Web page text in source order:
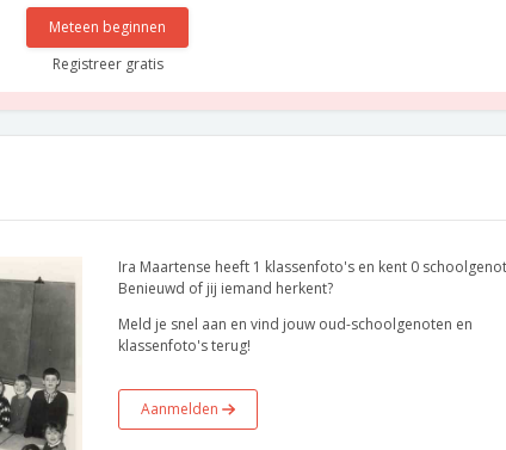
Meteen beginnen
Registreer gratis
Ira Maartense heeft 1 klassenfoto's en kent 0
Benieuwd of jij iemand herkent?
Meld je snel aan en vind jouw oud-schoolgenoten en
klassenfoto's terug!
Aanmelden